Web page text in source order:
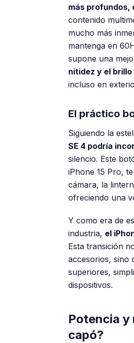
más profundos,
contenido
mucho más
mantenga en
supone una
nitidez y el
incluso en
El práctico
Siguiendo la
SE 4 podría
silencio. Este
iPhone 15 Pro,
cámara, la
ofreciendo una
Y como era de
industria, el
Esta transición
accesorios, sino
superiores,
dispositivos.
Potencia y
capó?